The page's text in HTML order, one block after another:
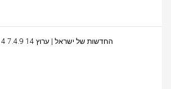
C14 החדשות של ישראל | ערוץ 14 7.4.9